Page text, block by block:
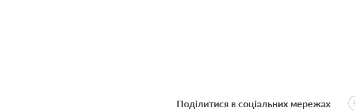
Поділитися в соціальних мережах